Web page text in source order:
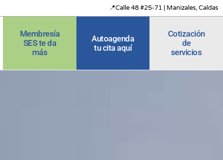
📍Calle 48 #25-71 | Manizales, Caldas
Membresía
SES te da
más
Autoagenda
tu cita aquí
Cotización
de
servicios